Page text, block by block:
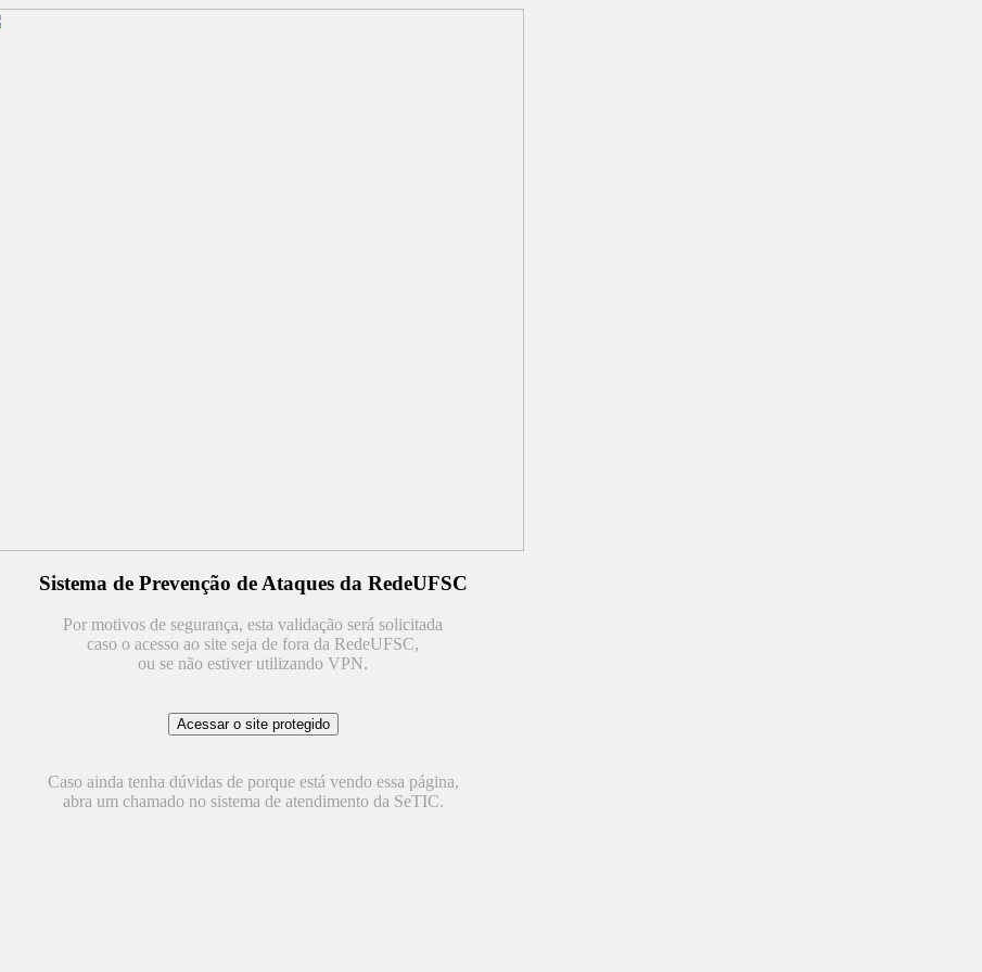
Sistema de Prevenção de Ataques da RedeUFSC
Por motivos de segurança, esta validação será solicitada
caso o acesso ao site seja de fora da RedeUFSC,
ou se não estiver utilizando VPN.
Caso ainda tenha dúvidas de porque está vendo essa página,
abra um chamado no sistema de atendimento da SeTIC.